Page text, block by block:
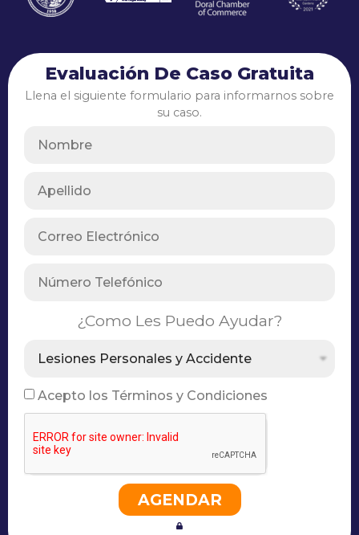
Evaluación De Caso Gratuita
Llena el siguiente formulario para informarnos sobre
su caso.
¿Como Les Puedo Ayudar?
Acepto los Términos y Condiciones
AGENDAR